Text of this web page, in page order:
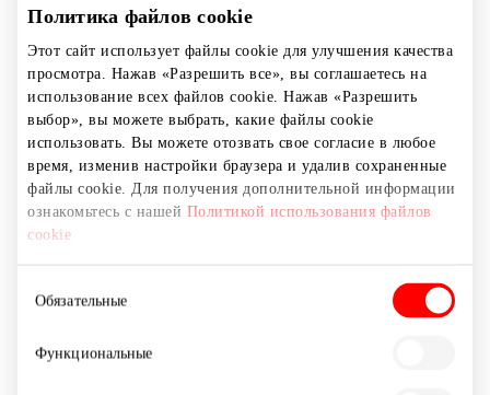
Политика файлов cookie
Этот сайт использует файлы cookie для улучшения качества
просмотра. Нажав «Разрешить все», вы соглашаетесь на
использование всех файлов cookie. Нажав «Разрешить
выбор», вы можете выбрать, какие файлы cookie
использовать. Вы можете отозвать свое согласие в любое
время, изменив настройки браузера и удалив сохраненные
файлы cookie. Для получения дополнительной информации
ознакомьтесь с нашей Политикой использования файлов
cookie
согласия
Обязательные
Функциональные
питомца без присмотра, за исключением
этого мест. Посетителям запрещается
вести питомцев или позволять своим
питомцам входить на детскую игровую
площадку, которая находится на
территории ТЦ.
Полный список внутренних правил
питомцу с радостью исследовать новый